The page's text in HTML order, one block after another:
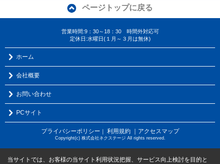
ページトップに戻る
営業時間:9：30～18：30 時間外対応可
定休日:水曜日(１月～３月は無休)
ホーム
会社概要
お問い合わせ
PCサイト
プライバシーポリシー ｜ 利用規約 ｜アクセスマップ
Copyright(c) 株式会社ネクステージ All rights reserved.
当サイトでは、お客様の当サイト利用状況把握、サービス向上検討を目的と